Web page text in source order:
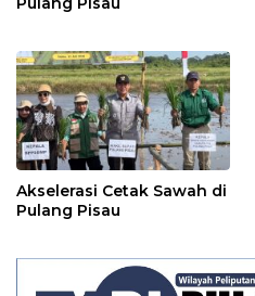
Akselerasi Cetak Sawah di
Pulang Pisau